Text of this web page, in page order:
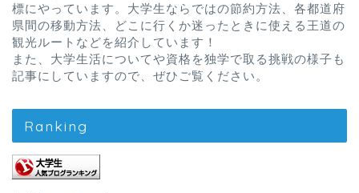
標にやっています。大学生ならではの節約方法、各都道府
県間の移動方法、どこに行くか迷ったときに使える王道の
観光ルートなどを紹介しています！
また、大学生活についてや資格を独学で取る挑戦の様子も
記事にしていますので、ぜひご覧ください。
Ranking